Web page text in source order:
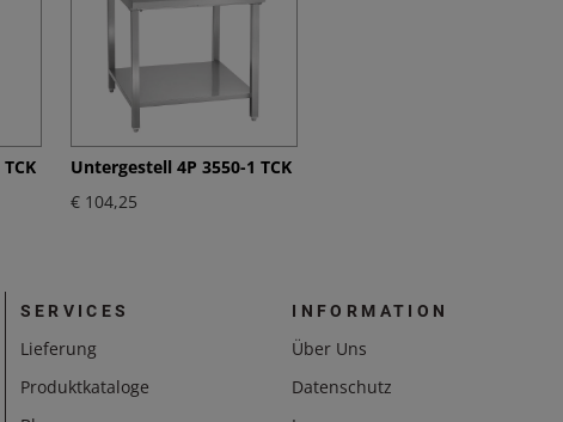
Untergestell 4P 3550-1 TCK
€ 104,25
SERVICES
Lieferung
Produktkataloge
INFORMATION
Über Uns
Datenschutz